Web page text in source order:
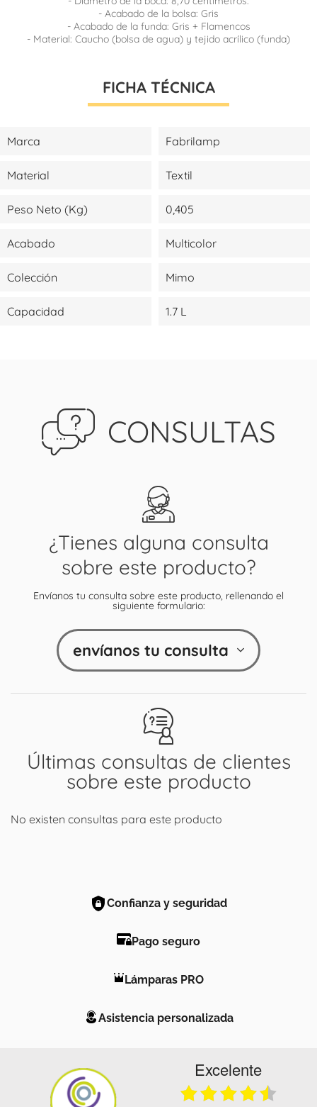
- Acabado de la bolsa: Gris
- Acabado de la funda: Gris + Flamencos
- Material: Caucho (bolsa de agua) y tejido acrílico (funda)
FICHA TÉCNICA
Marca Fabrilamp
Material Textil
Peso Neto (kg) 0,405
Acabado Multicolor
Colección Mimo
Capacidad 1.7 L
CONSULTAS
Últimas consultas de clientes
sobre este producto
No existen consultas para este producto
¿Tienes alguna consulta
sobre este producto?
Envíanos tu consulta sobre este producto, rellenando el
siguiente formulario:
envíanos tu consulta
Confianza y seguridad
Pago seguro
Lámparas PRO
Asistencia personalizada
Excelente